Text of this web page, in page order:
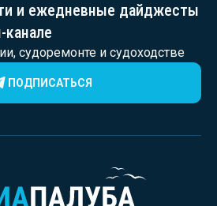
и ежедневные дайджесты
судоремонте и судоходстве
ПОДПИСАТЬСЯ